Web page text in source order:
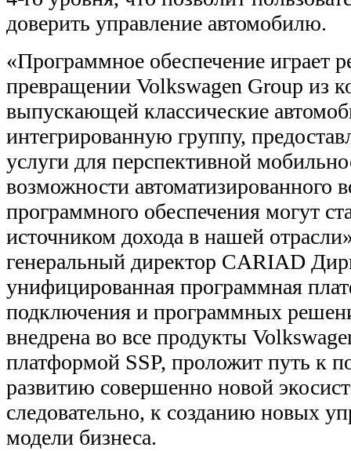
доверить управление автомобилю.
«Программное обеспечение
превращении Volkswagen Group из
выпускающей классические
интегрированную группу,
услуги для перспективной
возможности автоматизированного
программного обеспечения могут
источником дохода в нашей
генеральный директор CARIAD
унифицированная программная
подключения и программных
внедрена во все продукты
платформой SSP, проложит путь к
развитию совершенно новой
следовательно, к созданию новых
модели бизнеса.